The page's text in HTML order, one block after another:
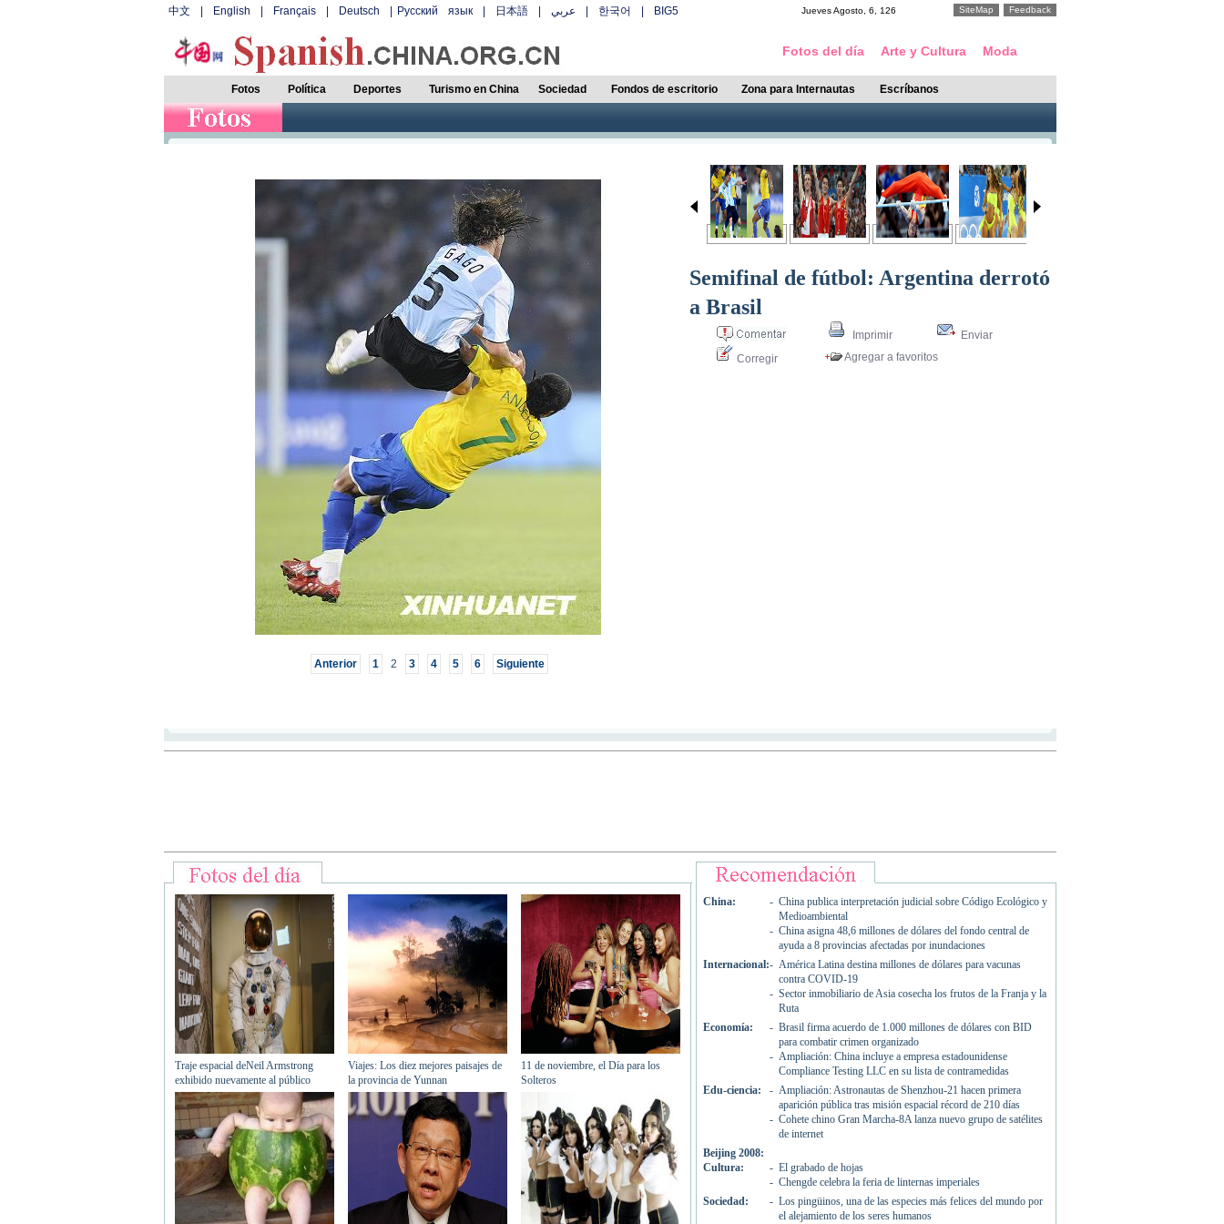
中文 English Français| Deutsch Русский язык| 日本語| عربي 한국어 BIG5 Feedback
SiteMap
JuevesAgosto, 6 126
Fotos del día Arte y Cultura Moda
Fotos Política Deportes Turismo en China Sociedad Fondos de escritorio Zona para Internautas Escríbanos
Anterior 1 2 3 4 5 6 Siguiente
Semifinal de fútbol: Argentina derrotó
a Brasil
Imprimir
Enviar
Corregir
Agregar a favoritos